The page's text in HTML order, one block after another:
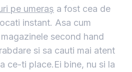
pe umeraș a fost cea de
instant. Asa cum
magazinele second hand
si sa cauti mai atent
ce-ti place.Ei bine, nu si la